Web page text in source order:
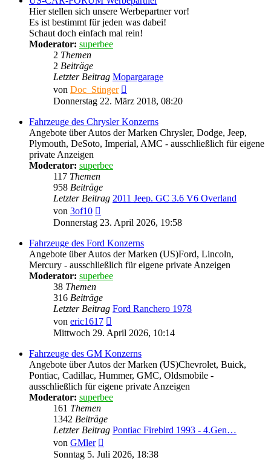
Hier stellen sich unsere Werbepartner vor!
Es ist bestimmt für jeden was dabei!
Schaut doch einfach mal rein!
Moderator: superbee
2 Themen
2 Beiträge
Letzter Beitrag Mopargarage
von Doc_Stinger
Beitrag
Donnerstag 22. März 2018, 08:20
Fahrzeuge des Chrysler Konzerns
Angebote über Autos der Marken Chrysler, Dodge, Jeep,
Plymouth, DeSoto, Imperial, AMC - ausschließlich für eigene
private Anzeigen
Moderator: superbee
117 Themen
958 Beiträge
Letzter Beitrag 2011 Jeep. GC 3.6 V6 Overland
von 3of10
Beitrag
Donnerstag 23. April 2026, 19:58
Fahrzeuge des Ford Konzerns
Angebote über Autos der Marken (US)Ford, Lincoln,
Mercury - ausschließlich für eigene private Anzeigen
Moderator: superbee
38 Themen
316 Beiträge
Letzter Beitrag Ford Ranchero 1978
von eric1617
Beitrag
Mittwoch 29. April 2026, 10:14
Fahrzeuge des GM Konzerns
Angebote über Autos der Marken (US)Chevrolet, Buick,
Pontiac, Cadillac, Hummer, GMC, Oldsmobile -
ausschließlich für eigene private Anzeigen
Moderator: superbee
161 Themen
1342 Beiträge
Letzter Beitrag Pontiac Firebird 1993 - 4.Gen…
von GMler
Beitrag
Sonntag 5. Juli 2026, 18:38